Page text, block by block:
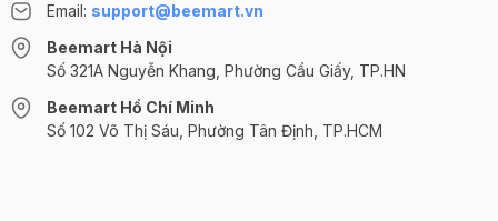
Email: support@beemart.vn
Beemart Hà Nội
Số 321A Nguyễn Khang, Phường Cầu Giấy, TP.HN
Beemart Hồ Chí Minh
Số 102 Võ Thị Sáu, Phường Tân Định, TP.HCM